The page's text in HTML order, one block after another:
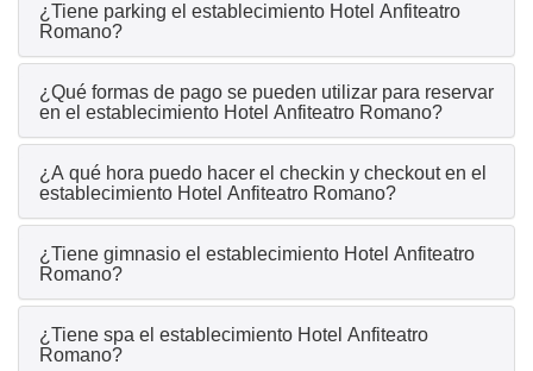
¿Tiene parking el establecimiento Hotel Anfiteatro
Romano?
¿Qué formas de pago se pueden utilizar para reservar
en el establecimiento Hotel Anfiteatro Romano?
¿A qué hora puedo hacer el checkin y checkout en el
establecimiento Hotel Anfiteatro Romano?
¿Tiene gimnasio el establecimiento Hotel Anfiteatro
Romano?
¿Tiene spa el establecimiento Hotel Anfiteatro
Romano?